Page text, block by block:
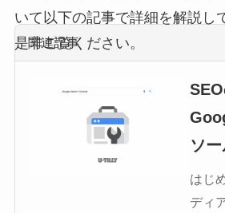
いて以下の記事で詳細を解説し
是非ご覧ください。
関連記事
ソ
はじ
ディ